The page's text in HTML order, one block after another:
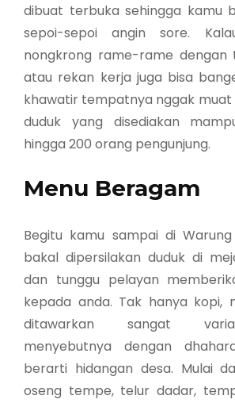
dibuat terbuka sehingga kamu
sepoi-sepoi angin sore.
nongkrong rame-rame dengan
atau rekan kerja juga bisa
khawatir tempatnya nggak
duduk yang disediakan
hingga 200 orang pengunjung.
Menu Beragam
Begitu kamu sampai di
bakal dipersilakan duduk di
dan tunggu pelayan
kepada anda. Tak hanya kopi,
ditawarkan sangat
menyebutnya dengan
berarti hidangan desa. Mulai
oseng tempe, telur dadar,